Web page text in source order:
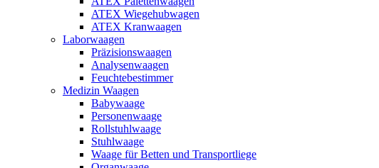
ATEX Wiegehubwagen
ATEX Kranwaagen
Laborwaagen
Präzisionswaagen
Analysenwaagen
Feuchtebestimmer
Medizin Waagen
Babywaage
Personenwaage
Rollstuhlwaage
Stuhlwaage
Waage für Betten und Transportliege